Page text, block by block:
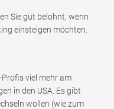
Sie gut belohnt, wenn
einsteigen möchten.
viel mehr am
in den USA. Es gibt
wollen (wie zum